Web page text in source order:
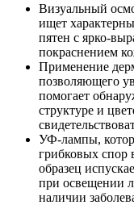
Визуальный
ищет
пятен с ярко-
покраснением
Применение
позволяющего
помогает
структуре и
УФ-лампы,
грибковых спор
образец
при освещении
наличии